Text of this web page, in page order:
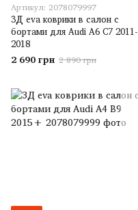
Артикул: 2078079997
3Д eva коврики в салон с
бортами для Audi A6 C7 2011-
2018
2 690 грн 2 890 грн